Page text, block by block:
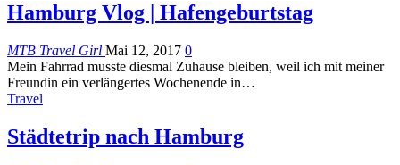
Hamburg Vlog | Hafengeburtstag
MTB Travel Girl Mai 12, 2017 0
Mein Fahrrad musste diesmal Zuhause bleiben, weil ich mit meiner
Freundin ein verlängertes Wochenende in…
Travel
Städtetrip nach Hamburg